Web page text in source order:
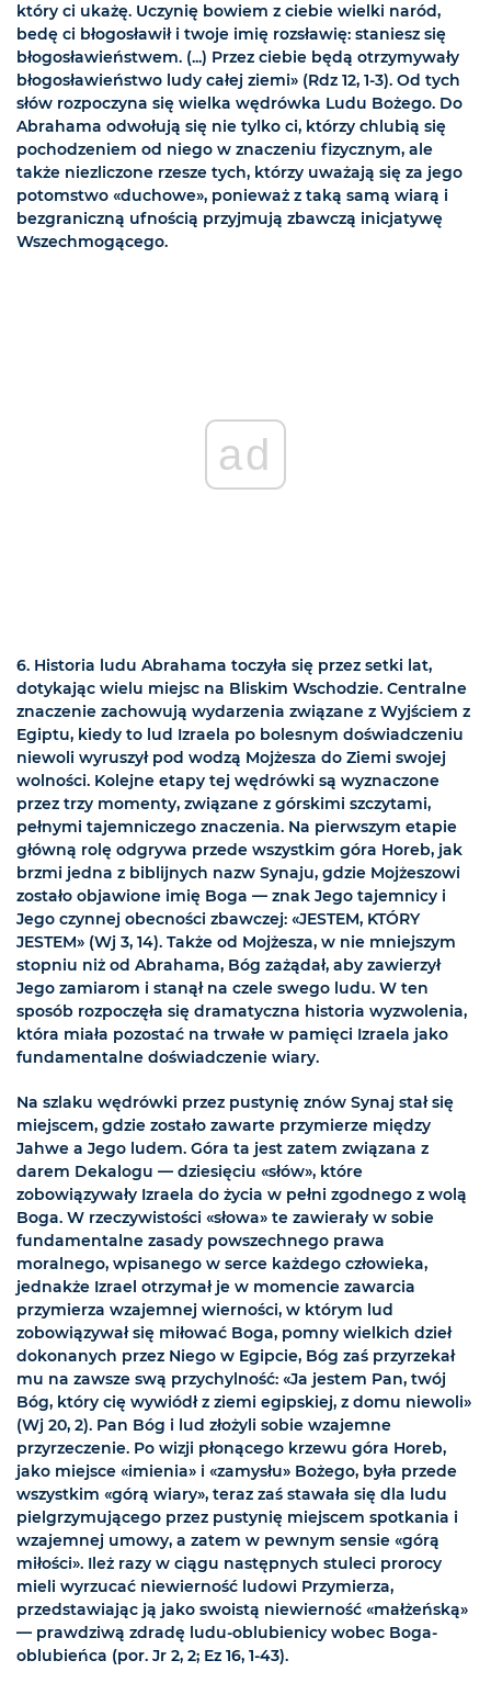
który ci ukażę. Uczynię bowiem z ciebie wielki naród,
bedę ci błogosławił i twoje imię rozsławię: staniesz się
błogosławieństwem. (...) Przez ciebie będą otrzymywały
błogosławieństwo ludy całej ziemi» (Rdz 12, 1-3). Od tych
słów rozpoczyna się wielka wędrówka Ludu Bożego. Do
Abrahama odwołują się nie tylko ci, którzy chlubią się
pochodzeniem od niego w znaczeniu fizycznym, ale
także niezliczone rzesze tych, którzy uważają się za jego
potomstwo «duchowe», ponieważ z taką samą wiarą i
bezgraniczną ufnością przyjmują zbawczą inicjatywę
Wszechmogącego.
ad
6. Historia ludu Abrahama toczyła się przez setki lat,
dotykając wielu miejsc na Bliskim Wschodzie. Centralne
znaczenie zachowują wydarzenia związane z Wyjściem z
Egiptu, kiedy to lud Izraela po bolesnym doświadczeniu
niewoli wyruszył pod wodzą Mojżesza do Ziemi swojej
wolności. Kolejne etapy tej wędrówki są wyznaczone
przez trzy momenty, związane z górskimi szczytami,
pełnymi tajemniczego znaczenia. Na pierwszym etapie
główną rolę odgrywa przede wszystkim góra Horeb, jak
brzmi jedna z biblijnych nazw Synaju, gdzie Mojżeszowi
zostało objawione imię Boga — znak Jego tajemnicy i
Jego czynnej obecności zbawczej: «JESTEM, KTÓRY
JESTEM» (Wj 3, 14). Także od Mojżesza, w nie mniejszym
stopniu niż od Abrahama, Bóg zażądał, aby zawierzył
Jego zamiarom i stanął na czele swego ludu. W ten
sposób rozpoczęła się dramatyczna historia wyzwolenia,
która miała pozostać na trwałe w pamięci Izraela jako
fundamentalne doświadczenie wiary.
Na szlaku wędrówki przez pustynię znów Synaj stał się
miejscem, gdzie zostało zawarte przymierze między
Jahwe a Jego ludem. Góra ta jest zatem związana z
darem Dekalogu — dziesięciu «słów», które
zobowiązywały Izraela do życia w pełni zgodnego z wolą
Boga. W rzeczywistości «słowa» te zawierały w sobie
fundamentalne zasady powszechnego prawa
moralnego, wpisanego w serce każdego człowieka,
jednakże Izrael otrzymał je w momencie zawarcia
przymierza wzajemnej wierności, w którym lud
zobowiązywał się miłować Boga, pomny wielkich dzieł
dokonanych przez Niego w Egipcie, Bóg zaś przyrzekał
mu na zawsze swą przychylność: «Ja jestem Pan, twój
Bóg, który cię wywiódł z ziemi egipskiej, z domu niewoli»
(Wj 20, 2). Pan Bóg i lud złożyli sobie wzajemne
przyrzeczenie. Po wizji płonącego krzewu góra Horeb,
jako miejsce «imienia» i «zamysłu» Bożego, była przede
wszystkim «górą wiary», teraz zaś stawała się dla ludu
pielgrzymującego przez pustynię miejscem spotkania i
wzajemnej umowy, a zatem w pewnym sensie «górą
miłości». Ileż razy w ciągu następnych stuleci prorocy
mieli wyrzucać niewierność ludowi Przymierza,
przedstawiając ją jako swoistą niewierność «małżeńską»
— prawdziwą zdradę ludu-oblubienicy wobec Boga-
oblubieńca (por. Jr 2, 2; Ez 16, 1-43).